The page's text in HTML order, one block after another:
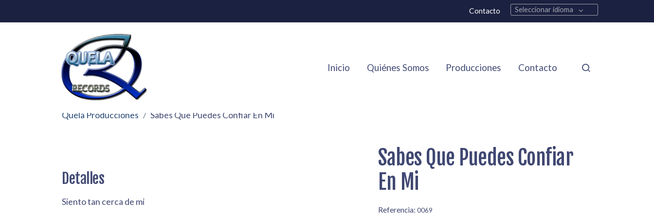
Contacto Seleccionar idioma
Inicio Quiénes Somos Producciones Contacto
Quela Producciones Sabes Que Puedes Confiar En Mi
Detalles
Siento tan cerca de mi
Sabes Que Puedes Confiar
En Mi
Referencia:0069